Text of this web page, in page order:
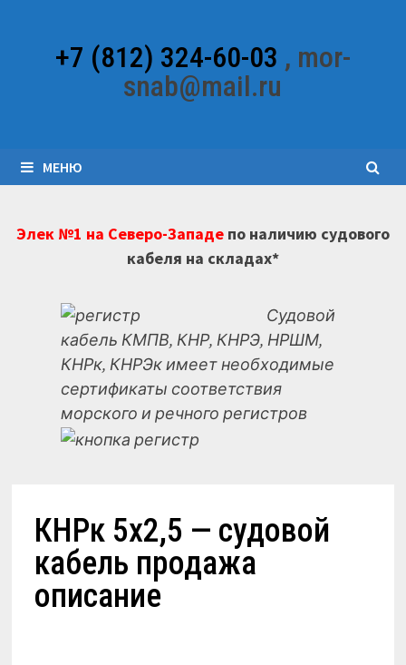
содержимому+7 (812) 324-60-03 , mor-
snab@mail.ru
МЕНЮ
Элек №1 на Северо-Западепо наличию судового
кабеля на складах*
Судовой
кабель КМПВ, КНР, КНРЭ, НРШМ,
КНРк, КНРЭк имеет необходимые
сертификаты соответствия
морского и речного регистров
КНРк 5х2,5 — судовой
кабель продажа
описание